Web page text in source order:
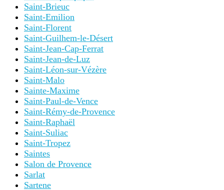
Saint-Brieuc
Saint-Emilion
Saint-Florent
Saint-Guilhem-le-Désert
Saint-Jean-Cap-Ferrat
Saint-Jean-de-Luz
Saint-Léon-sur-Vézère
Saint-Malo
Sainte-Maxime
Saint-Paul-de-Vence
Saint-Rémy-de-Provence
Saint-Raphaël
Saint-Suliac
Saint-Tropez
Saintes
Salon de Provence
Sarlat
Sartene